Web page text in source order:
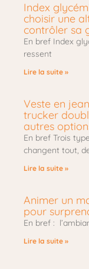
Index
choisir une
contrôler sa
En bref Index
ressent
Lire la suite »
Veste en
trucker
autres
En bref Trois
changent tout,
Lire la suite »
Animer un
pour
En bref :
Lire la suite »